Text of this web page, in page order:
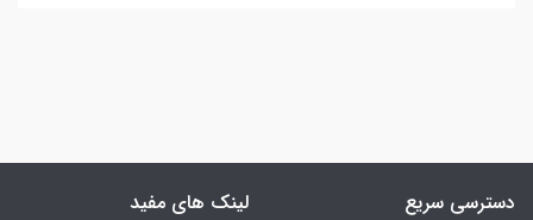
دسترسی سریع لینک های مفید